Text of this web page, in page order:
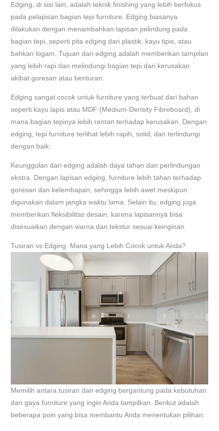
Edging, di sisi lain, adalah teknik finishing yang lebih berfokus
pada pelapisan bagian tepi furniture. Edging biasanya
dilakukan dengan menambahkan lapisan pelindung pada
bagian tepi, seperti pita edging dari plastik, kayu tipis, atau
bahkan logam. Tujuan dari edging adalah memberikan tampilan
yang lebih rapi dan melindungi bagian tepi dari kerusakan
akibat goresan atau benturan.
Edging sangat cocok untuk furniture yang terbuat dari bahan
seperti kayu lapis atau MDF (Medium-Density Fibreboard), di
mana bagian tepinya lebih rentan terhadap kerusakan. Dengan
edging, tepi furniture terlihat lebih rapih, solid, dan terlindungi
dengan baik.
Keunggulan dari edging adalah daya tahan dan perlindungan
ekstra. Dengan lapisan edging, furniture lebih tahan terhadap
goresan dan kelembapan, sehingga lebih awet meskipun
digunakan dalam jangka waktu lama. Selain itu, edging juga
memberikan fleksibilitas desain, karena lapisannya bisa
disesuaikan dengan warna dan tekstur sesuai keinginan.
Tusiran vs Edging: Mana yang Lebih Cocok untuk Anda?
Memilih antara tusiran dan edging bergantung pada kebutuhan
dan gaya furniture yang ingin Anda tampilkan. Berikut adalah
beberapa poin yang bisa membantu Anda menentukan pilihan: